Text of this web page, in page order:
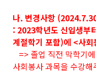
나. 변경사항
: 2023학년도 신입생부
계절학기 포함)에 <사
=> 졸업 직전 막학기
사회봉사 과목을 수강